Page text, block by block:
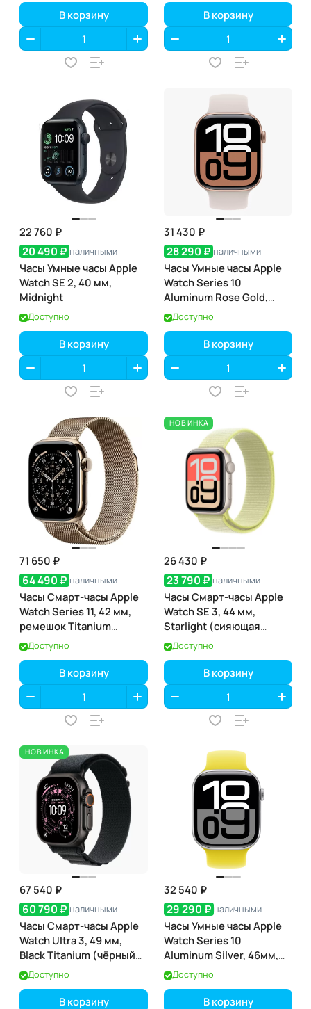
Natural Titanium
В корзину В корзину
22 760 ₽
20 490 ₽ наличными
Часы Умные часы Apple
Watch SE 2, 40 мм,
Midnight
Доступно
В корзину
31 430 ₽
28 290 ₽ наличными
Часы Умные часы Apple
Watch Series 10
Aluminum Rose Gold,
46мм, (GPS)
Доступно
В корзину
71 650 ₽
64 490 ₽ наличными
Часы Смарт-часы Apple
Watch Series 11, 42 мм,
ремешок Titanium
Milanese Loop, Золотой /
Gold
Доступно
В корзину
НОВИНКА
26 430 ₽
23 790 ₽ наличными
Часы Смарт-часы Apple
Watch SE 3, 44 мм,
Starlight (сияющая
звезда), GPS
Доступно
В корзину
НОВИНКА
67 540 ₽
60 790 ₽ наличными
Часы Смарт-часы Apple
Watch Ultra 3, 49 мм,
Black Titanium (чёрный
титан), GPS + Cellular
Доступно
В корзину
32 540 ₽
29 290 ₽ наличными
Часы Умные часы Apple
Watch Series 10
Aluminum Silver, 46мм,
(GPS)
Доступно
В корзину